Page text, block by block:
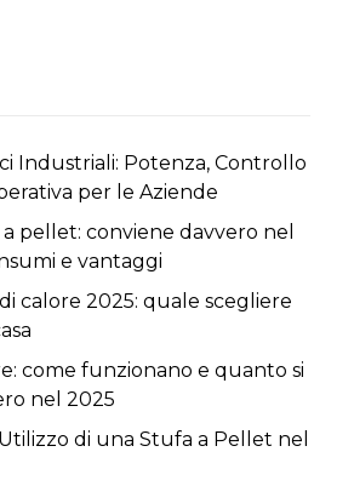
Industriali: Potenza, Controllo
per le Aziende
pellet: conviene davvero nel
e vantaggi
calore 2025: quale scegliere
come funzionano e quanto si
nel 2025
di una Stufa a Pellet nel